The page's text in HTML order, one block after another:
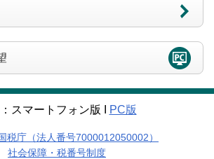
スマートフォン版 Ι PC版
税庁（法人番号7000012050002）
社会保障・税番号制度